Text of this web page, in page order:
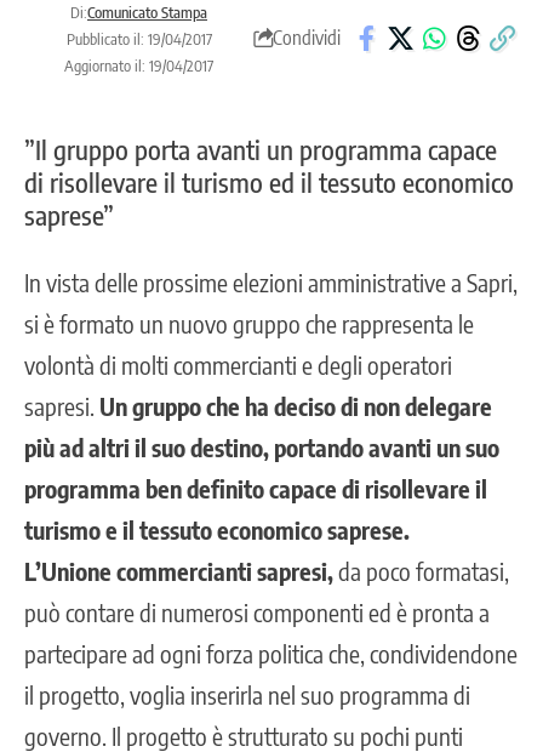
Di:Comunicato Stampa
Pubblicato il: 19/04/2017
Aggiornato il: 19/04/2017
Condividi
”Il gruppo porta avanti un programma capace
di risollevare il turismo ed il tessuto economico
saprese”
In vista delle prossime elezioni amministrative a Sapri,
si è formato un nuovo gruppo che rappresenta le
volontà di molti commercianti e degli operatori
sapresi. Un gruppo che ha deciso di non delegare
più ad altri il suo destino, portando avanti un suo
programma ben definito capace di risollevare il
turismo e il tessuto economico saprese.
L’Unione commercianti sapresi,da poco formatasi,
può contare di numerosi componenti ed è pronta a
partecipare ad ogni forza politica che, condividendone
il progetto, voglia inserirla nel suo programma di
governo. Il progetto è strutturato su pochi punti